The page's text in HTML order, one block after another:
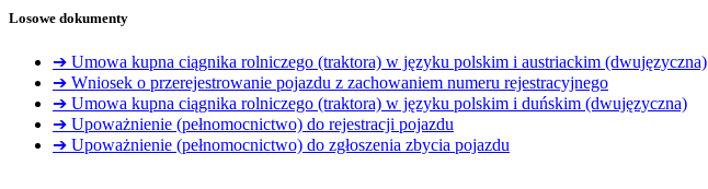
Losowe dokumenty
➔ Umowa kupna ciągnika rolniczego (traktora) w języku polskim i austriackim (dwujęzyczna)
➔ Wniosek o przerejestrowanie pojazdu z zachowaniem numeru rejestracyjnego
➔ Umowa kupna ciągnika rolniczego (traktora) w języku polskim i duńskim (dwujęzyczna)
➔ Upoważnienie (pełnomocnictwo) do rejestracji pojazdu
➔ Upoważnienie (pełnomocnictwo) do zgłoszenia zbycia pojazdu